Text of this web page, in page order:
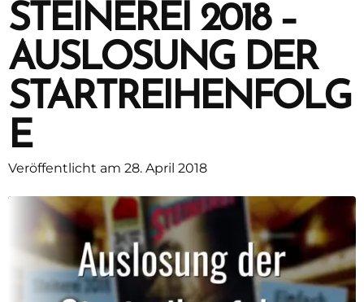
STEINEREI 2018 –
AUSLOSUNG DER
STARTREIHENFOLG
E
Veröffentlicht am 28. April 2018